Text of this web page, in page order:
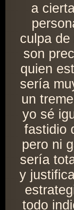
a
culpa de
son
quien
sería
un
yo sé
fastidio
pero ni
sería
y
todo